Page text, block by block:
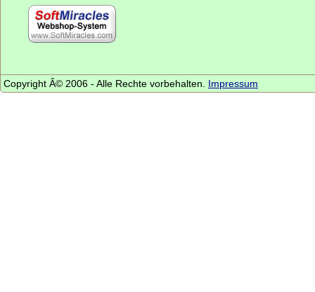
Copyright Â© 2006 - Alle Rechte vorbehalten. Impressum